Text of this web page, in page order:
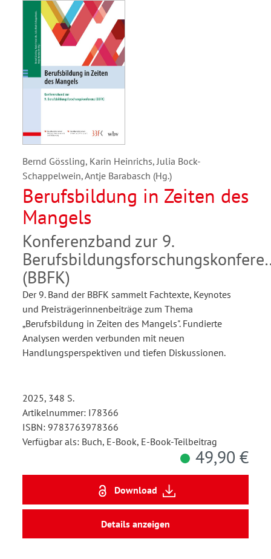
Bernd Gössling, Karin Heinrichs, Julia Bock-
Schappelwein, Antje Barabasch (Hg.)
Berufsbildung in Zeiten des
Mangels
Konferenzband zur 9.
(BBFK)
Der 9. Band der BBFK sammelt Fachtexte, Keynotes
und Preisträgerinnenbeiträge zum Thema
„Berufsbildung in Zeiten des Mangels". Fundierte
Analysen werden verbunden mit neuen
Handlungsperspektiven und tiefen Diskussionen.
2025, 348 S.
Artikelnummer: I78366
ISBN: 9783763978366
Verfügbar als: Buch, E-Book, E-Book-Teilbeitrag
49,90 €
Download
Details anzeigen